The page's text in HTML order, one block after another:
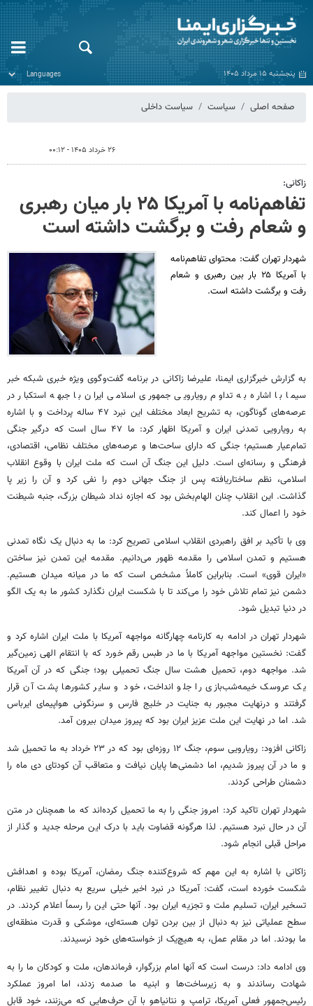
پنجشنبه ۱۵ مرداد ۱۴۰۵
صفحه اصلی سیاست سیاست داخلی
۲۶ خرداد ۱۴۰۵ - ۰۰:۱۲
زاکانی:
تفاهم‌نامه با آمریکا ۲۵ بار میان رهبری
و شعام رفت و برگشت داشته است
شهردار تهران گفت: محتوای تفاهم‌نامه
با آمریکا ۲۵ بار بین رهبری و شعام
رفت و برگشت داشته است.
به گزارش خبرگزاری ایمنا، علیرضا زاکانی در برنامه گفت‌وگوی ویژه خبری شبکه خبر
سیما با اشاره به تداوم رویارویی جمهوری اسلامی ایران با جبهه استکبار در
عرصه‌های گوناگون، به تشریح ابعاد مختلف این نبرد ۴۷ ساله پرداخت و با اشاره
به رویارویی تمدنی ایران و آمریکا اظهار کرد: ما ۴۷ سال است که درگیر جنگی
تمام‌عیار هستیم؛ جنگی که دارای ساحت‌ها و عرصه‌های مختلف نظامی، اقتصادی،
فرهنگی و رسانه‌ای است. دلیل این جنگ آن است که ملت ایران با وقوع انقلاب
اسلامی، نظم ساختاریافته پس از جنگ جهانی دوم را نفی کرد و آن را زیر پا
گذاشت. این انقلاب چنان الهام‌بخش بود که اجازه نداد شیطان بزرگ، جنبه شیطنت
خود را اعمال کند.
وی با تأکید بر افق راهبردی انقلاب اسلامی تصریح کرد: ما به دنبال یک نگاه تمدنی
هستیم و تمدن اسلامی را مقدمه ظهور می‌دانیم. مقدمه این تمدن نیز ساختن
«ایران قوی» است. بنابراین کاملاً مشخص است که ما در میانه میدان هستیم.
دشمن نیز تمام تلاش خود را می‌کند تا با شکست ایران نگذارد کشور ما به یک الگو
در دنیا تبدیل شود.
شهردار تهران در ادامه به کارنامه چهارگانه مواجهه آمریکا با ملت ایران اشاره کرد و
گفت: نخستین مواجهه آمریکا با ما در طبس رقم خورد که با انتقام الهی زمین‌گیر
شد. مواجهه دوم، تحمیل هشت سال جنگ تحمیلی بود؛ جنگی که در آن آمریکا
یک عروسک خیمه‌شب‌بازی را جلو انداخت، خود و سایر کشورها پشت آن قرار
گرفتند و درنهایت مجبور به جنایت در خلیج فارس و سرنگونی هواپیمای ایرباس
شد. اما در نهایت این ملت عزیز ایران بود که پیروز میدان بیرون آمد.
زاکانی افزود: رویارویی سوم، جنگ ۱۲ روزه‌ای بود که در ۲۳ خرداد به ما تحمیل شد
و ما در آن پیروز شدیم، اما دشمنی‌ها پایان نیافت و متعاقب آن کودتای دی ماه را
دشمنان طراحی کردند.
شهردار تهران تاکید کرد: امروز جنگی را به ما تحمیل کرده‌اند که ما همچنان در متن
آن در حال نبرد هستیم. لذا هرگونه قضاوت باید با درک این مرحله جدید و گذار از
مراحل قبلی انجام شود.
زاکانی با اشاره به این مهم که شروع‌کننده جنگ رمضان، آمریکا بوده و اهدافش
شکست خورده است، گفت: آمریکا در نبرد اخیر خیلی سریع به دنبال تغییر نظام،
تسخیر ایران، تسلیم ملت و تجزیه ایران بود. آنها حتی این را رسماً اعلام کردند. در
سطح عملیاتی نیز به دنبال از بین بردن توان هسته‌ای، موشکی و قدرت منطقه‌ای
ما بودند. اما در مقام عمل، به هیچ‌یک از خواسته‌های خود نرسیدند.
وی ادامه داد: درست است که آنها امام بزرگوار، فرماندهان، ملت و کودکان ما را به
شهادت رساندند و به زیرساخت‌ها و ابنیه ما صدمه زدند، اما امروز عملکرد
رئیس‌جمهور فعلی آمریکا، ترامپ و نتانیاهو با آن حرف‌هایی که می‌زنند، خود قابل